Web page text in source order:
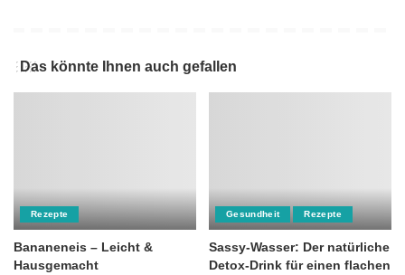
Das könnte Ihnen auch gefallen
Rezepte
Bananeneis – Leicht &
Hausgemacht
Gesundheit Rezepte
Sassy-Wasser: Der natürliche
Detox-Drink für einen flachen